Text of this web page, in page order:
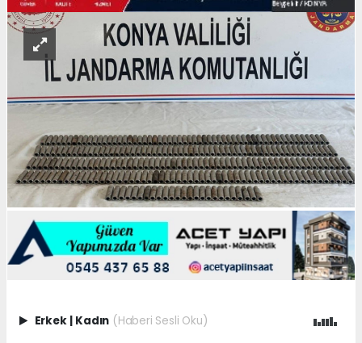
Erkek Kadın (Haberi Sesli Oku)